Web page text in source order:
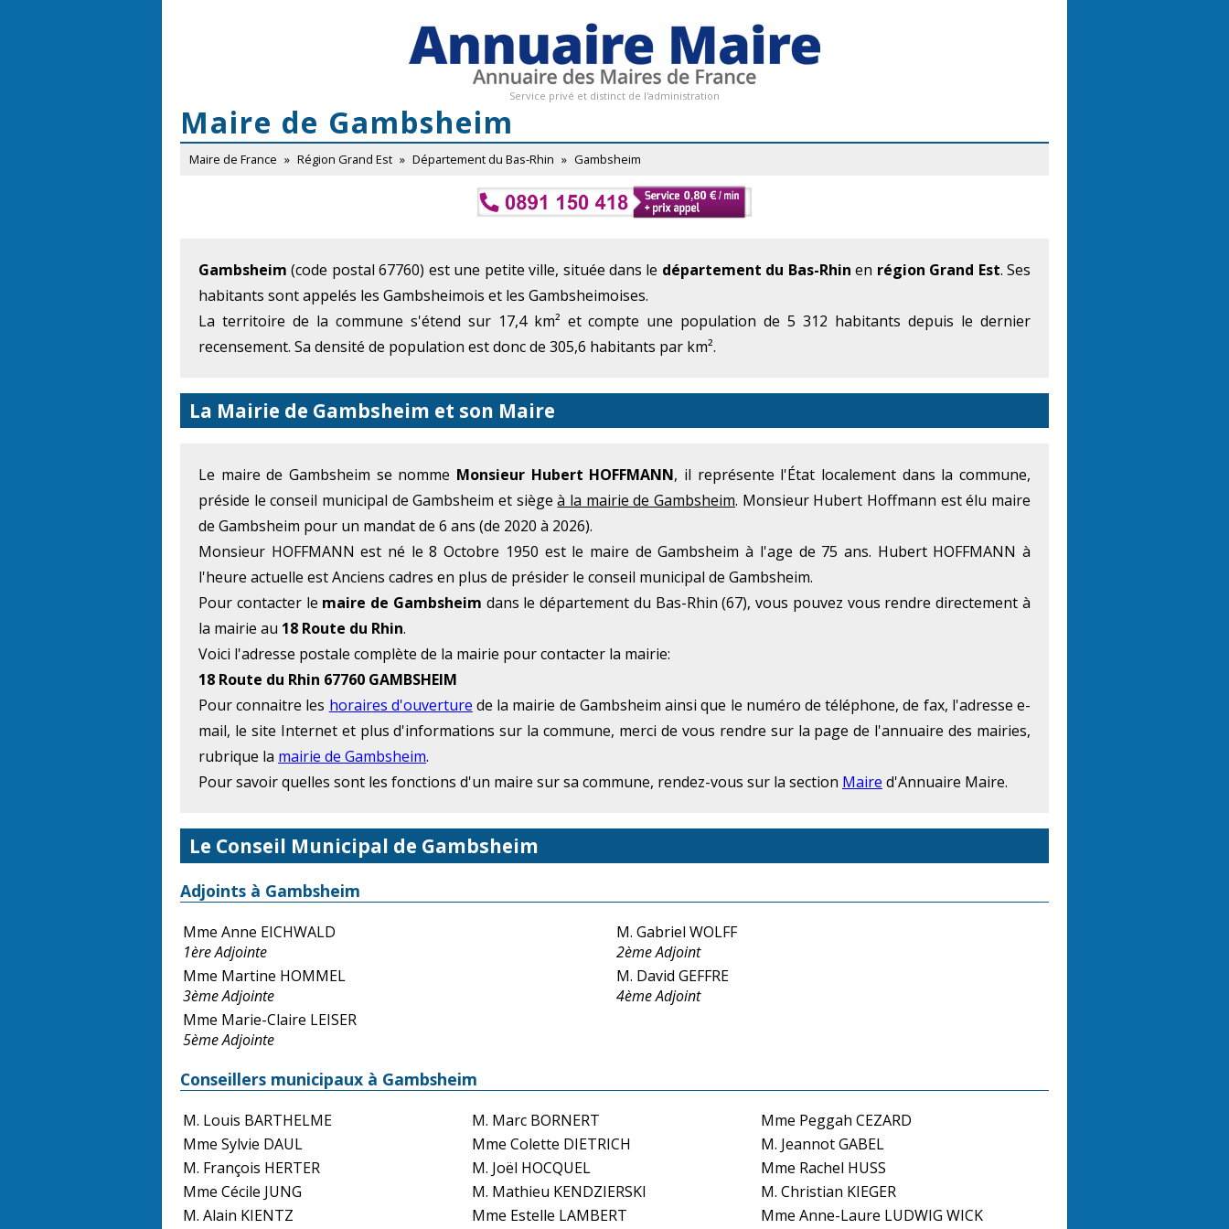
Service privé et distinct de l'administration
Maire de Gambsheim
Maire de France » Région Grand Est » Département du Bas-Rhin » Gambsheim
Gambsheim (code postal 67760) est une petite ville, située dans le département du Bas-Rhin en région Grand Est. Ses
habitants sont appelés les Gambsheimois et les Gambsheimoises.
La territoire de la commune s'étend sur 17,4 km² et compte une population de 5 312 habitants depuis le dernier
recensement. Sa densité de population est donc de 305,6 habitants par km².
La Mairie de Gambsheim et son Maire
Le maire de Gambsheim se nomme Monsieur Hubert HOFFMANN, il représente l'État localement dans la commune,
préside le conseil municipal de Gambsheim et siègeà la mairie de Gambsheim. Monsieur Hubert Hoffmann est élu maire
de Gambsheim pour un mandat de 6 ans (de 2020 à 2026).
Monsieur HOFFMANN est né le 8 Octobre 1950 est le maire de Gambsheim à l'age de 75 ans. Hubert HOFFMANN à
l'heure actuelle est Anciens cadres en plus de présider le conseil municipal de Gambsheim.
Pour contacter le maire de Gambsheim dans le département du Bas-Rhin (67), vous pouvez vous rendre directement à
la mairie au 18 Route du Rhin.
Voici l'adresse postale complète de la mairie pour contacter la mairie:
18 Route du Rhin 67760 GAMBSHEIM
Pour connaitre les horaires d'ouverture de la mairie de Gambsheim ainsi que le numéro de téléphone, de fax, l'adresse e-
mail, le site Internet et plus d'informations sur la commune, merci de vous rendre sur la page de l'annuaire des mairies,
rubrique la mairie de Gambsheim.
Pour savoir quelles sont les fonctions d'un maire sur sa commune, rendez-vous sur la section Maire d'Annuaire Maire.
Le Conseil Municipal de Gambsheim
Adjoints à Gambsheim
Mme Anne EICHWALD
1ère Adjointe
M. Gabriel WOLFF
2ème Adjoint
Mme Martine HOMMEL
3ème Adjointe
M. David GEFFRE
4ème Adjoint
Mme Marie-Claire LEISER
5ème Adjointe
Conseillers municipaux à Gambsheim
M. Louis BARTHELME M. Marc BORNERT
Mme Peggah CEZARD
Mme Sylvie DAUL
Mme Colette DIETRICH
M. Jeannot GABEL
M. François HERTER
M. Joël HOCQUEL
Mme Rachel HUSS
Mme Cécile JUNG
M. Mathieu KENDZIERSKI
M. Christian KIEGER
M. Alain KIENTZ
Mme Estelle LAMBERT
Mme Anne-Laure LUDWIG WICK